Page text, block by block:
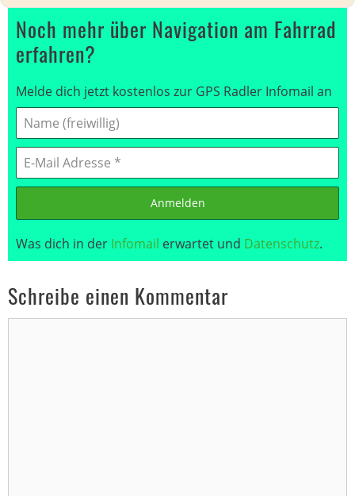
Noch mehr über Navigation am Fahrrad
erfahren?
Melde dich jetzt kostenlos zur GPS Radler Infomail an
Anmelden
Was dich in der Infomail erwartet und Datenschutz.
Schreibe einen Kommentar